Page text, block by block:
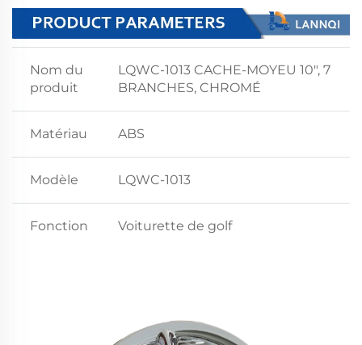
Nom du
produit
LQWC-1013 CACHE-MOYEU 10", 7
BRANCHES, CHROMÉ
Matériau ABS
Modèle LQWC-1013
Fonction Voiturette de golf